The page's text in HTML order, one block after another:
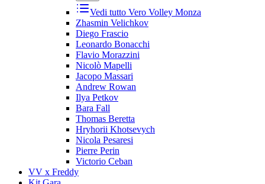
Vedi tutto Vero Volley Monza
Zhasmin Velichkov
Diego Frascio
Leonardo Bonacchi
Flavio Morazzini
Nicolò Mapelli
Jacopo Massari
Andrew Rowan
Ilya Petkov
Bara Fall
Thomas Beretta
Hryhorii Khotsevych
Nicola Pesaresi
Pierre Perin
Victorio Ceban
VV x Freddy